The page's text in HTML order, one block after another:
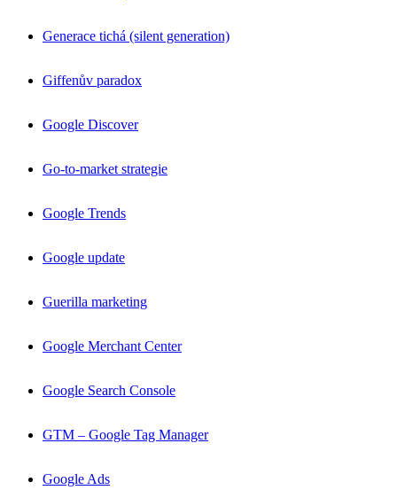
Generace tichá (silent generation)
Giffenův paradox
Google Discover
Go-to-market strategie
Google Trends
Google update
Guerilla marketing
Google Merchant Center
Google Search Console
GTM – Google Tag Manager
Google Ads